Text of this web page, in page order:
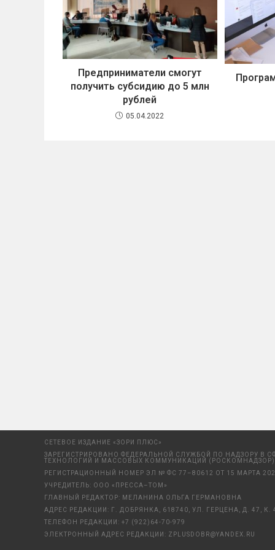
Предприниматели смогут
получить субсидию до 5 млн
рублей
05.04.2022
СЕТЕВОЕ ИЗДАНИЕ «ЗОРИ ПЛЮС»
ЗАРЕГИСТРИРОВАНО ФЕДЕРАЛЬНОЙ СЛУЖБОЙ ПО НАДЗОРУ В
ТЕХНОЛОГИЙ И МАССОВЫХ КОММУНИКАЦИЙ (РОСКОМНАДЗОР)
РЕГИСТРАЦИОННЫЙ НОМЕР ЭЛ № ФС 77–80612 ОТ 15 МАРТА
УЧРЕДИТЕЛЬ: ООО «ПРЕССА–ТОМ»
ГЛАВНЫЙ РЕДАКТОР: МЕЛАНИНА ОЛЬГА ГЕРМАНОВНА
АДРЕС РЕДАКЦИИ: Г. ДОБРЯНКА, 618740, УЛ. ГЕРЦЕНА, Д. 47, К.
ТЕЛЕФОН РЕДАКЦИИ: +7 (922)64-70-979
ЭЛЕКТРОННЫЙ АДРЕС РЕДАКЦИИ: ZPLUSDOBR@YANDEX.RU